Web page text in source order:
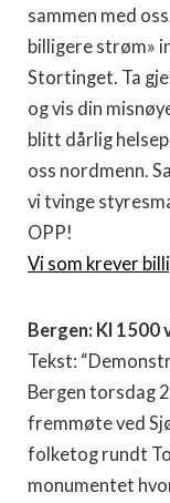
sammen med
billigere strøm»
Stortinget. Ta
og vis din
blitt dårlig
oss nordmenn.
vi tvinge
OPP!
Vi som krever
Bergen: Kl 1500
Tekst:
Bergen torsdag
fremmøte ved
folketog rundt
monumentet